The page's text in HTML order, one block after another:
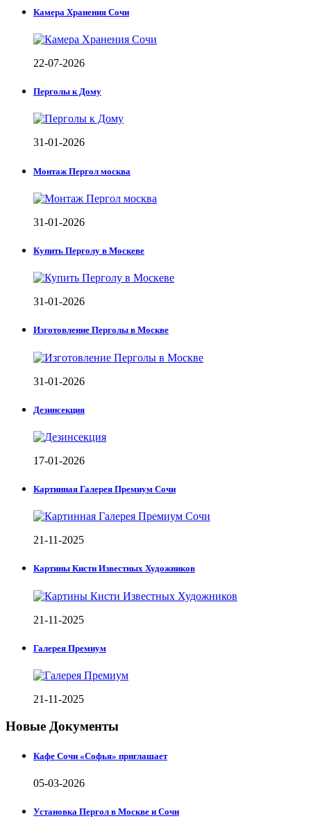
Камера Хранения Сочи
22-07-2026
Перголы к Дому
31-01-2026
Монтаж Пергол москва
31-01-2026
Купить Перголу в Москеве
31-01-2026
Изготовление Перголы в Москве
31-01-2026
Дезинсекция
17-01-2026
Картинная Галерея Премиум Сочи
21-11-2025
Картины Кисти Известных Художников
21-11-2025
Галерея Премиум
21-11-2025
Новые Документы
Кафе Сочи «Софья» приглашает
05-03-2026
Установка Пергол в Москве и Сочи